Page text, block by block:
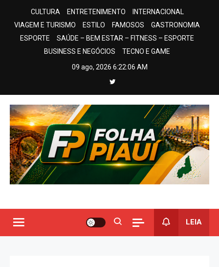
CULTURA ENTRETENIMENTO
INTERNACIONAL
VIAGEM E TURISMO
ESTILO FAMOSOS
GASTRONOMIA
ESPORTE
SAÚDE – BEM ESTAR – FITNESS – ESPORTE
BUSINESS E NEGÓCIOS
TECNO E GAME
09 ago, 2026 6:22:07 AM
LEIA